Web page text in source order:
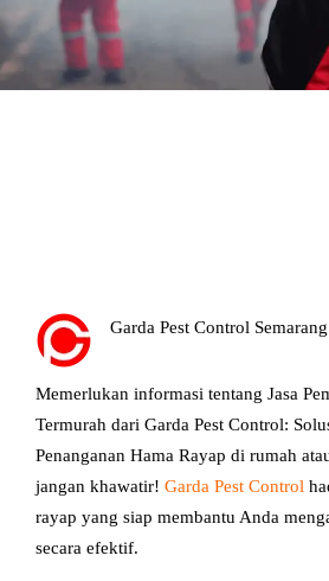
Garda Pest Control Semarang
Memerlukan informasi tentang Jasa
Termurah dari Garda Pest Control:
Penanganan Hama Rayap di rumah
jangan khawatir! Garda Pest Control
rayap yang siap membantu Anda
secara efektif.